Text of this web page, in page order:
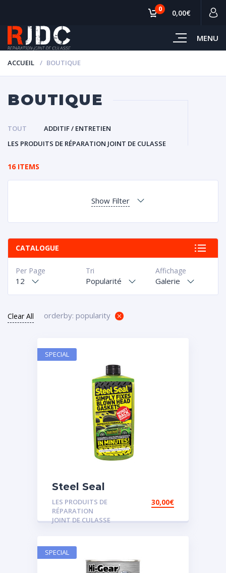
MENU
0 0,00€
ACCUEIL BOUTIQUE
BOUTIQUE
TOUT
ADDITIF / ENTRETIEN
LES PRODUITS DE RÉPARATION JOINT DE CULASSE
16 ITEMS
Show Filter
CATALOGUE
Affichage
Galerie
Tri
Popularité
Per Page
12
Clear All orderby: popularity
Steel Seal
LES PRODUITS DE
RÉPARATION
JOINT DE CULASSE
30,00€
SPECIAL
SPECIAL